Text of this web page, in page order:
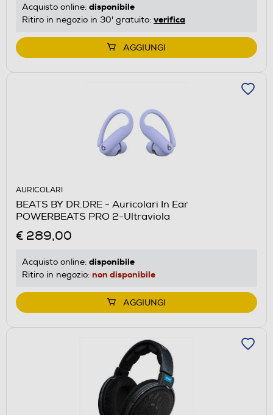
Acquisto online: disponibile
Ritiro in negozio in 30' gratuito: verifica
AGGIUNGI
AURICOLARI
BEATS BY DR.DRE - Auricolari In Ear
POWERBEATS PRO 2-Ultraviola
€ 289,00
Acquisto online: disponibile
Ritiro in negozio: non disponibile
AGGIUNGI